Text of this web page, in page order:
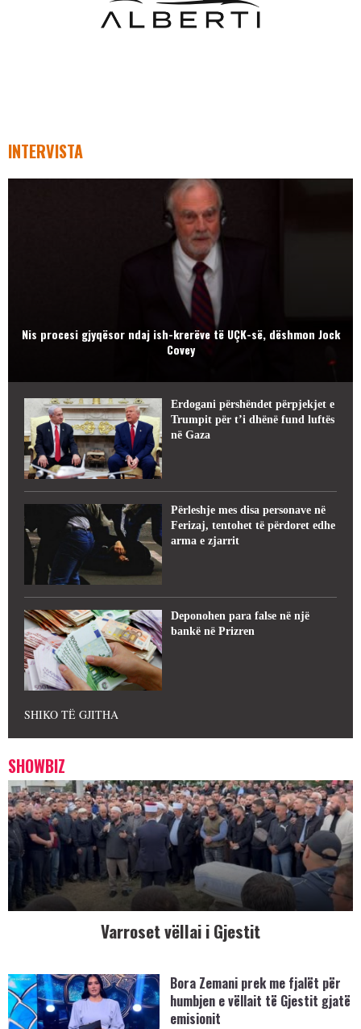
INTERVISTA
Nis procesi gjyqësor ndaj ish-krerëve të UÇK-së, dëshmon Jock
Covey
Erdogani përshëndet përpjekjet e
Trumpit për t’i dhënë fund luftës
në Gaza
Përleshje mes disa personave në
Ferizaj, tentohet të përdoret edhe
arma e zjarrit
Deponohen para false në një
bankë në Prizren
SHIKO TË GJITHA
SHOWBIZ
Varroset vëllai i Gjestit
Bora Zemani prek me fjalët për
humbjen e vëllait të Gjestit gjatë
emisionit